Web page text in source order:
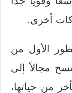
أخرى.
الأول من
مجالاً إلى
من حياتها،